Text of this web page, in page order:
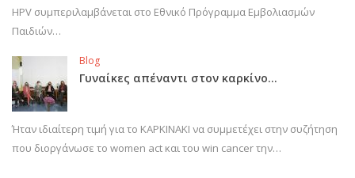
HPV συμπεριλαμβάνεται στο Εθνικό Πρόγραμμα Εμβολιασμών
Παιδιών…
Blog
Γυναίκες απέναντι στον καρκίνο…
Ήταν ιδιαίτερη τιμή για το ΚΑΡΚΙΝΑΚΙ να συμμετέχει στην συζήτηση
που διοργάνωσε το women act και του win cancer την…